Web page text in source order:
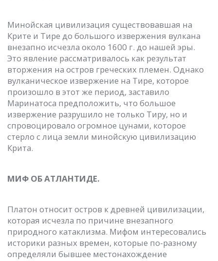
Минойская цивилизация существовавшая на
Крите и Тире до большого извержения вулкана
внезапно исчезла около 1600 г. до нашей эры.
Это явление рассматривалось как результат
вторжения на остров греческих племен. Однако
вулканическое извержение на Тире, которое
произошло в этот же период, заставило
Маринатоса предположить, что большое
извержение разрушило не только Тиру, но и
спровоцировало огромное цунами, которое
стерло с лица земли минойскую цивилизацию
Крита.
МИФ ОБ АТЛАНТИДЕ.
Платон относит остров к древней цивилизации,
которая исчезла по причине внезапного
природного катаклизма. Мифом интересовались
историки разных времен, которые по-разному
определяли бывшее местонахождение